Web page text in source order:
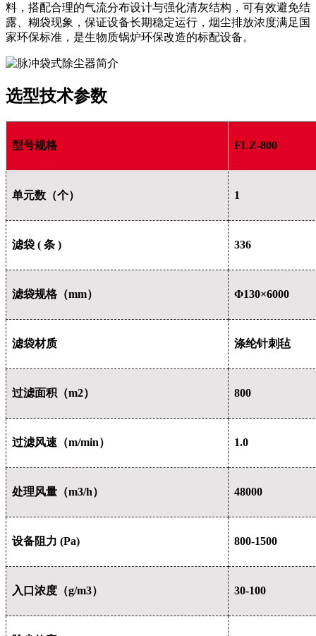
料，搭配合理的气流分布设计与强化清灰结构，可有效避免结
露、糊袋现象，保证设备长期稳定运行，烟尘排放浓度满足国
家环保标准，是生物质锅炉环保改造的标配设备。
选型技术参数
型号规格 FLZ-800
单元数（个） 1
滤袋 ( 条 ) 336
滤袋规格（mm） Φ130×6000
滤袋材质 涤纶针刺毡
过滤面积（m2） 800
过滤风速（m/min） 1.0
处理风量（m3/h） 48000
设备阻力 (Pa) 800-1500
入口浓度（g/m3） 30-100